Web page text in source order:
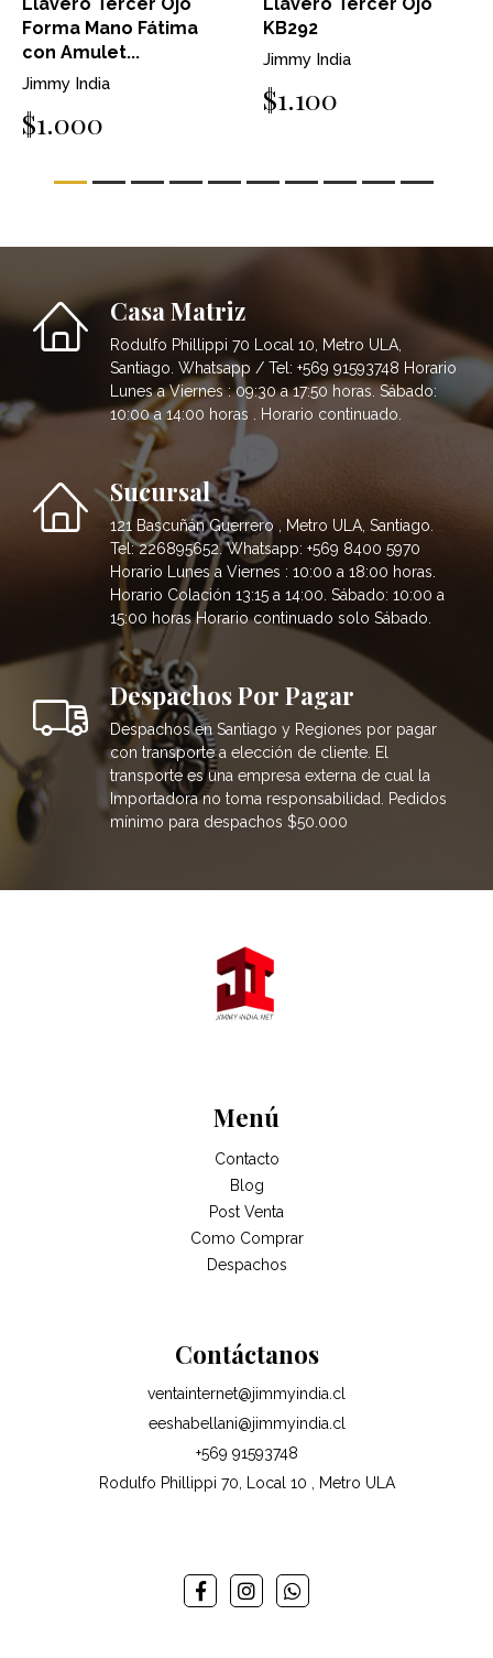
Forma Mano Fátima
con Amulet...
Jimmy India
$1.000
KB292
Jimmy India
$1.100
Casa Matriz
Rodulfo Phillippi 70 Local 10, Metro ULA,
Santiago. Whatsapp / Tel: +569 91593748 Horario
Lunes a Viernes : 09:30 a 17:50 horas. Sábado:
10:00 a 14:00 horas . Horario continuado.
Sucursal
121 Bascuñán Guerrero , Metro ULA, Santiago.
Tel: 226895652. Whatsapp: +569 8400 5970
Horario Lunes a Viernes : 10:00 a 18:00 horas.
Horario Colación 13:15 a 14:00. Sábado: 10:00 a
15:00 horas Horario continuado solo Sábado.
Despachos Por Pagar
Despachos en Santiago y Regiones por pagar
con transporte a elección de cliente. El
transporte es una empresa externa de cual la
Importadora no toma responsabilidad. Pedidos
mínimo para despachos $50.000
Menú
Contacto
Blog
Post Venta
Como Comprar
Despachos
Contáctanos
ventainternet@jimmyindia.cl
eeshabellani@jimmyindia.cl
+569 91593748
Rodulfo Phillippi 70, Local 10 , Metro ULA